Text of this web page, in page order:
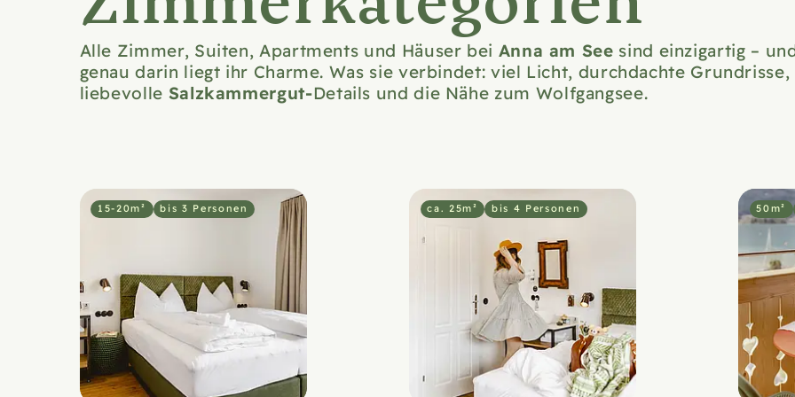
Alle Zimmer, Suiten, Apartments und Häuser bei Anna am See sind einzigartig –
genau darin liegt ihr Charme. Was sie verbindet: viel Licht, durchdachte Grundrisse,
liebevolle Salzkammergut-Details und die Nähe zum Wolfgangsee.
15-20m² bis 3 Personen ca. 25m² bis 4 Personen 50m²